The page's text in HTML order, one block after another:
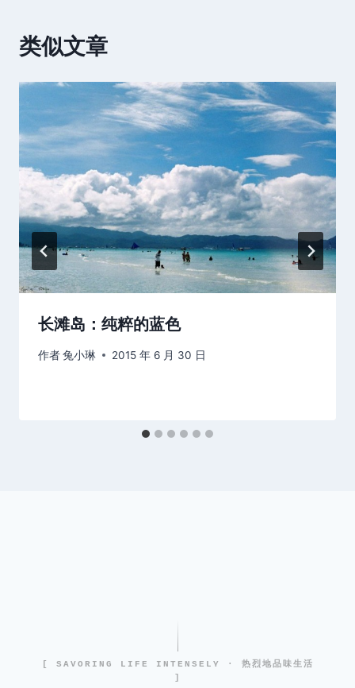
类似文章
长滩岛：纯粹的蓝色
作者兔小琳 2015 年 6 月 30 日
[ SAVORING LIFE INTENSELY · 热烈地品味生活
]